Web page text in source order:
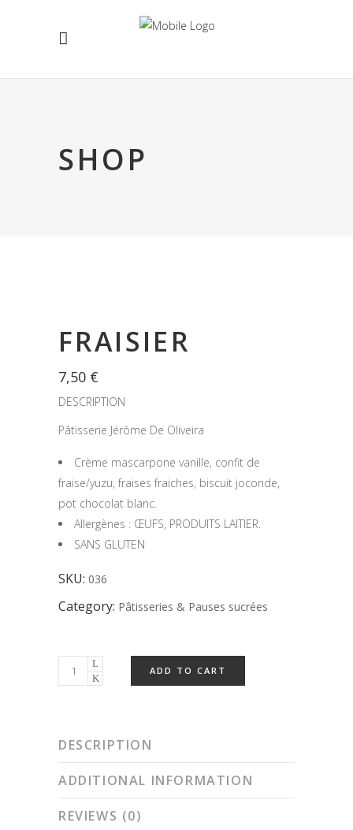
SHOP
FRAISIER
7,50 €
DESCRIPTION
Pâtisserie Jérôme De Oliveira
Crème mascarpone vanille, confit de
fraise/yuzu, fraises fraiches, biscuit joconde,
pot chocolat blanc.
Allergènes : ŒUFS, PRODUITS LAITIER.
SANS GLUTEN
SKU: 036
Category: Pâtisseries & Pauses sucrées
ADD TO CART
DESCRIPTION
ADDITIONAL INFORMATION
REVIEWS (0)